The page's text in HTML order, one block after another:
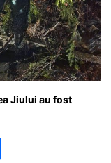
Jiului au fost